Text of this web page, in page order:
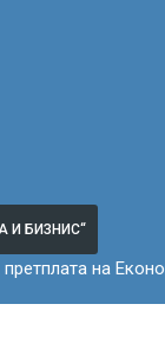
И БИЗНИС“
на